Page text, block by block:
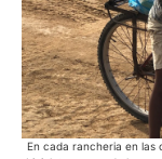
En cada rancheria en las